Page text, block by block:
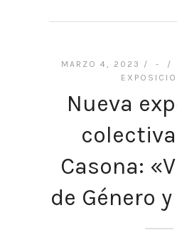
MARZO 4, 2023 /- /
Nueva
Casona:
de Género